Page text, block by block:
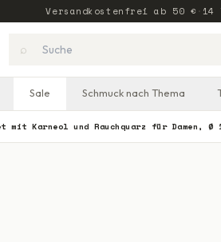
Versandkostenfrei ab 50 € · 14
⌕
Sale Schmuck nach Thema
Karneol und Rauchquarz für Damen, Ø